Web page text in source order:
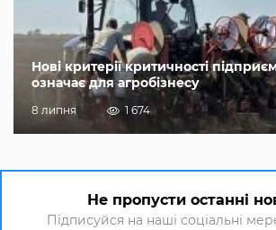
Нові критерії критичності
означає для агробізнесу
8 липня 1 674
Не пропусти останні
Підписуйся на наші соціальні